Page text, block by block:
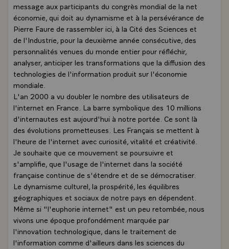
message aux participants du congrès mondial de la net
économie, qui doit au dynamisme et à la persévérance de
Pierre Faure de rassembler ici, à la Cité des Sciences et
de l'Industrie, pour la deuxième année consécutive, des
personnalités venues du monde entier pour réfléchir,
analyser, anticiper les transformations que la diffusion des
technologies de l'information produit sur l'économie
mondiale.
L'an 2000 a vu doubler le nombre des utilisateurs de
l'internet en France. La barre symbolique des 10 millions
d'internautes est aujourd'hui à notre portée. Ce sont là
des évolutions prometteuses. Les Français se mettent à
l'heure de l'internet avec curiosité, vitalité et créativité.
Je souhaite que ce mouvement se poursuivre et
s'amplifie, que l'usage de l'internet dans la société
française continue de s'étendre et de se démocratiser.
Le dynamisme culturel, la prospérité, les équilibres
géographiques et sociaux de notre pays en dépendent.
Même si "l'euphorie internet" est un peu retombée, nous
vivons une époque profondément marquée par
l'innovation technologique, dans le traitement de
l'information comme d'ailleurs dans les sciences du